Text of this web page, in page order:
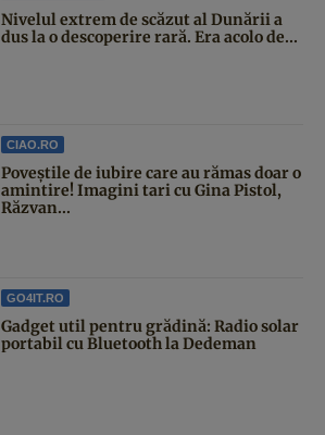
Nivelul extrem de scăzut al Dunării a
dus la o descoperire rară. Era acolo de...
CIAO.RO
Poveştile de iubire care au rămas doar o
amintire! Imagini tari cu Gina Pistol,
Răzvan...
GO4IT.RO
Gadget util pentru grădină: Radio solar
portabil cu Bluetooth la Dedeman